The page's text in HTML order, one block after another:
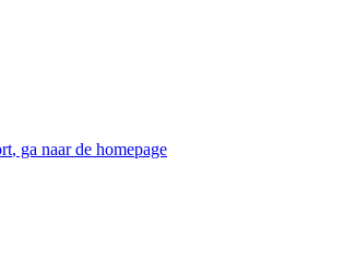
, ga naar de homepage